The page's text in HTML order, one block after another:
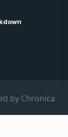
by Chronica